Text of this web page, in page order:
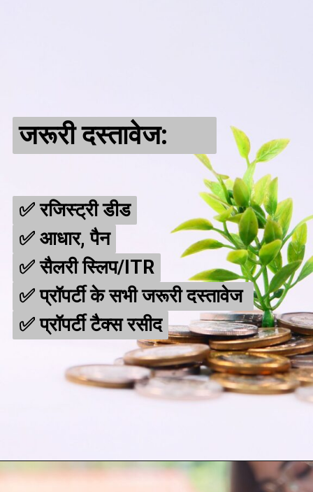
जरूरी दस्तावेज:
✅ रजिस्ट्री डीड
✅ आधार, पैन
✅ सैलरी स्लिप/ITR
✅ प्रॉपर्टी के सभी जरूरी दस्तावेज
✅ प्रॉपर्टी टैक्स रसीद
✅ रजिस्ट्री डीड
✅ आधार, पैन
✅ सैलरी स्लिप/ITR
✅ प्रॉपर्टी के सभी जरूरी दस्तावेज
✅ प्रॉपर्टी टैक्स रसीद